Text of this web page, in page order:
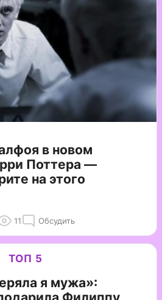
в новом
Поттера —
на этого
11 Обсудить
ТОП 5
я мужа»: